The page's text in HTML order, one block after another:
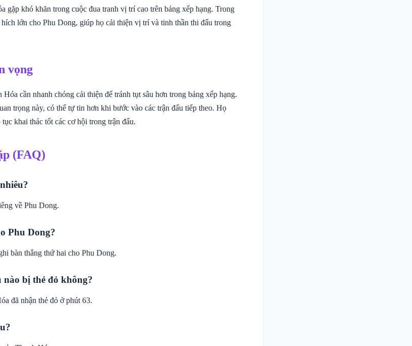
gặp khó khăn trong cuộc đua tranh vị trí cao trên bảng xếp hạng. Trong
lớn cho Phu Dong, giúp họ cải thiện vị trí và tinh thần thi đấu trong
vọng
cần nhanh chóng cải thiện để tránh tụt sâu hơn trong bảng xếp hạng.
trọng này, có thể tự tin hơn khi bước vào các trận đấu tiếp theo. Họ
khai thác tốt các cơ hội trong trận đấu.
(FAQ)
về Phu Dong.
Phu Dong?
bàn thắng thứ hai cho Phu Dong.
bị thẻ đỏ không?
đã nhận thẻ đỏ ở phút 63.